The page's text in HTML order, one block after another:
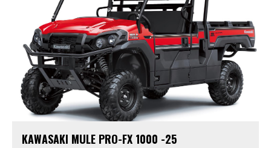
KAWASAKI MULE PRO-FX 1000 -25